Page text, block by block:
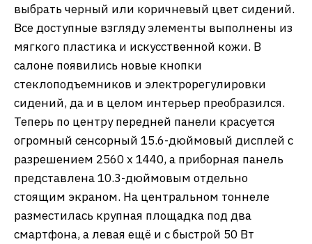
выбрать черный или коричневый цвет сидений.
Все доступные взгляду элементы выполнены из
мягкого пластика и искусственной кожи. В
салоне появились новые кнопки
стеклоподъемников и электрорегулировки
сидений, да и в целом интерьер преобразился.
Теперь по центру передней панели красуется
огромный сенсорный 15.6-дюймовый дисплей с
разрешением 2560 x 1440, а приборная панель
представлена 10.3-дюймовым отдельно
стоящим экраном. На центральном тоннеле
разместилась крупная площадка под два
смартфона, а левая ещё и с быстрой 50 Вт